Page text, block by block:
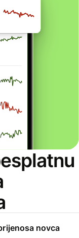
novca